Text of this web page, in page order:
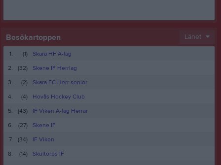
Besökartoppen Länet
1. (1)
Skara HF A-lag
2.
(32)
Skene IF Herrlag
3.
(2)
Skara FC Herr senior
4.
(4)
Hovås Hockey Club
5.
(43)
IF Viken A-lag Herrar
6.
(27)
Skene IF
7.
(34)
IF Viken
8.
(14)
Skultorps IF